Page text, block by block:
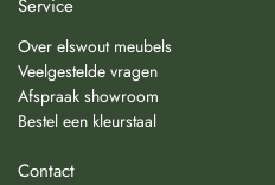
Service
Over elswout meubels
Veelgestelde vragen
Afspraak showroom
Bestel een kleurstaal
Contact